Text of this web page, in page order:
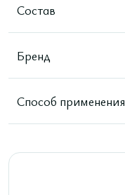
Состав
Бренд
Способ применения